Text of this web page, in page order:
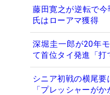
藤田寛之が逆転で
氏はローアマ獲得
深堀圭一郎が20年
て首位タイ発進「打
シニア初戦の横尾
「プレッシャーが